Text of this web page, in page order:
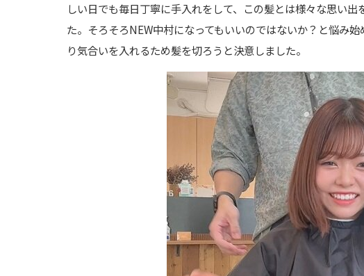
しい日でも毎日丁寧に手入れをして、この髪とは様々な思い
た。そろそろNEW中村になってもいいのではないか？と悩み
り気合いを入れるため髪を切ろうと決意しました。